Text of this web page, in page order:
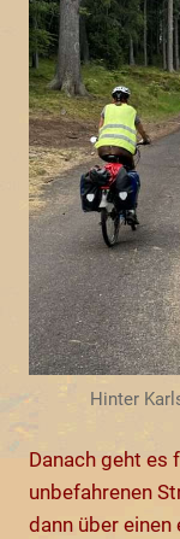
Hinter
Danach geht es
unbefahrenen
dann über